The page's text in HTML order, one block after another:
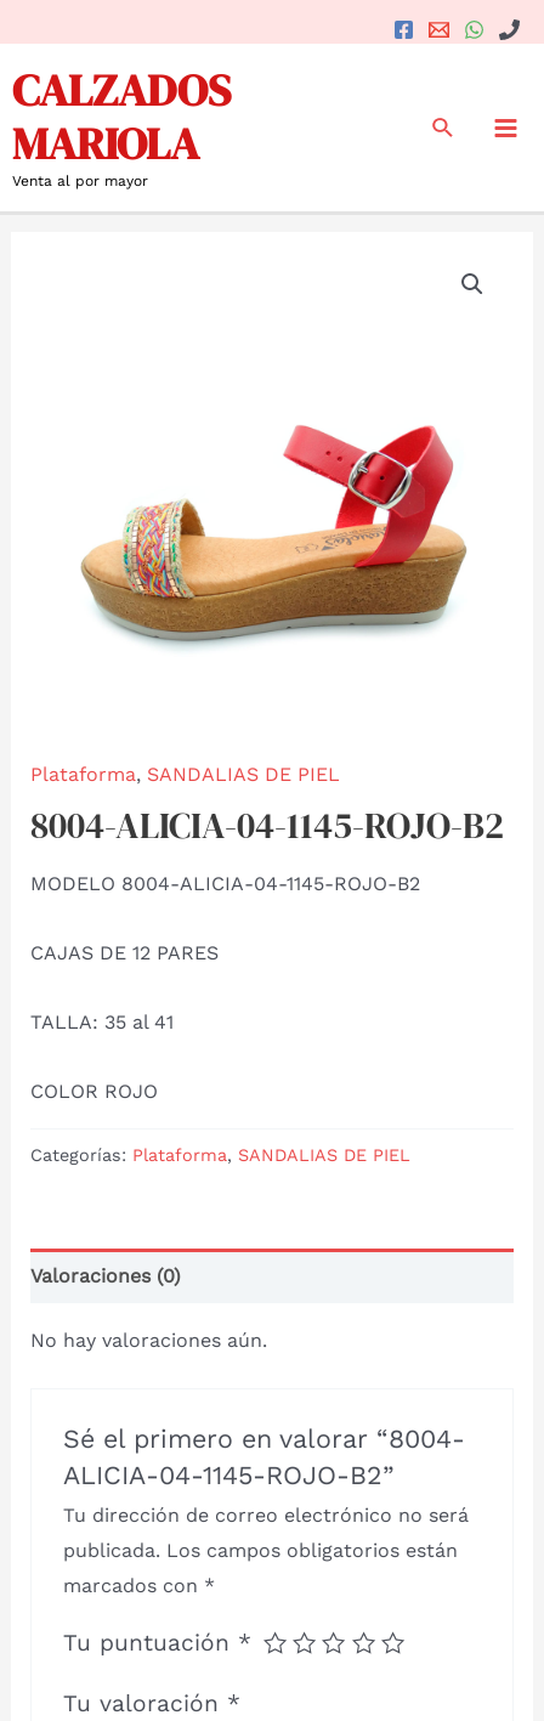
al
contenido
CALZADOS
MARIOLA
Venta al por mayor
Buscar
Plataforma, SANDALIAS DE PIEL
8004-ALICIA-04-1145-ROJO-B2
MODELO 8004-ALICIA-04-1145-ROJO-B2
CAJAS DE 12 PARES
TALLA: 35 al 41
COLOR ROJO
Categorías: Plataforma, SANDALIAS DE PIEL
Valoraciones (0)
No hay valoraciones aún.
Sé el primero en valorar “8004-
ALICIA-04-1145-ROJO-B2”
Tu dirección de correo electrónico no será
publicada. Los campos obligatorios están
marcados con *
Tu puntuación *
Tu valoración *